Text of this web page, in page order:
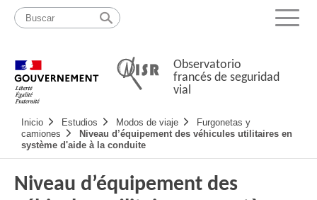
Pasar
contenido
Mapa
web
Menu
Observatorio
francés de seguridad
vial
Navigation
principale
Inicio Estudios Modos de viaje
Furgonetas y
camiones
Niveau d’équipement des véhicules utilitaires en
système d'aide à la conduite
Niveau d’équipement des